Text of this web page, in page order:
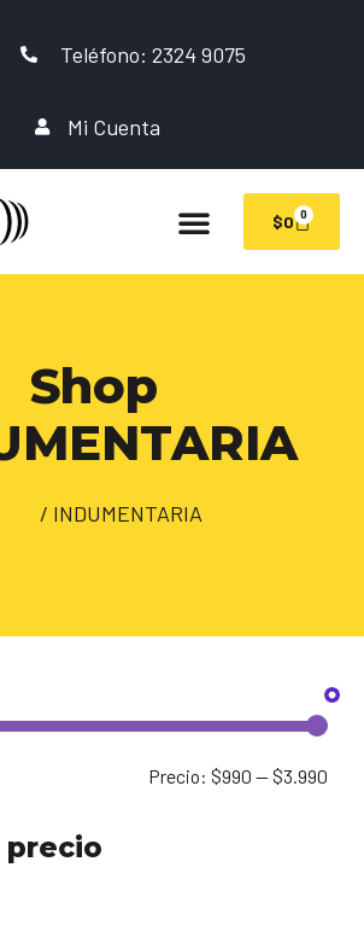
Teléfono: 2324 9075
Mi Cuenta
$0 0
Shop
/ INDUMENTARIA
Precio: $990 —$3.990